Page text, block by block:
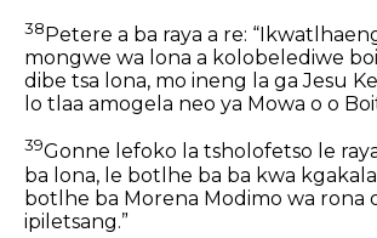
38 Petere a ba raya a re:
mongwe wa lona a kolobelediwe
dibe tsa lona, mo ineng la ga Jesu
lo tlaa amogela neo ya Mowa o o
39Gonne lefoko la tsholofetso le
ba lona, le botlhe ba ba kwa
botlhe ba Morena Modimo wa rona
ipiletsang.”